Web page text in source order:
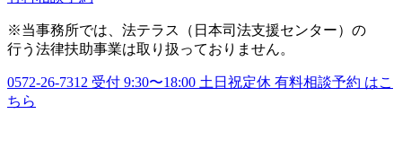
※当事務所では、法テラス（日本司法支援センター）の
行う法律扶助事業は取り扱っておりません。
0572-26-7312 受付 9:30〜18:00 土日祝定休 有料相談予約 はこ
ちら